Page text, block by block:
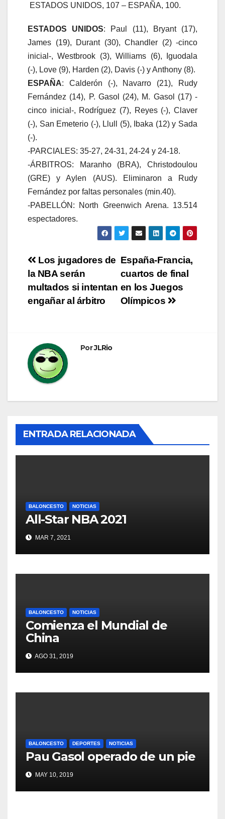
ESTADOS UNIDOS, 107 – ESPAÑA, 100.
ESTADOS UNIDOS: Paul (11), Bryant (17),
James (19), Durant (30), Chandler (2) -cinco
inicial-, Westbrook (3), Williams (6), Iguodala
(-), Love (9), Harden (2), Davis (-) y Anthony (8).
ESPAÑA: Calderón (-), Navarro (21), Rudy
Fernández (14), P. Gasol (24), M. Gasol (17) -
cinco inicial-, Rodríguez (7), Reyes (-), Claver
(-), San Emeterio (-), Llull (5), Ibaka (12) y Sada
(-).
-PARCIALES: 35-27, 24-31, 24-24 y 24-18.
-ÁRBITROS: Maranho (BRA), Christodoulou
(GRE) y Aylen (AUS). Eliminaron a Rudy
Fernández por faltas personales (min.40).
-PABELLÓN: North Greenwich Arena. 13.514
espectadores.
Navegación
de
entradas
España-Francia,
cuartos de final
en los Juegos
Olímpicos
Los jugadores de
la NBA serán
multados si intentan
engañar al árbitro
PorJLRio
ENTRADA RELACIONADA
BALONCESTO NOTICIAS
All-Star NBA 2021
MAR 7, 2021
BALONCESTO NOTICIAS
Comienza el Mundial de
China
AGO 31, 2019
BALONCESTO DEPORTES NOTICIAS
Pau Gasol operado de un pie
MAY 10, 2019